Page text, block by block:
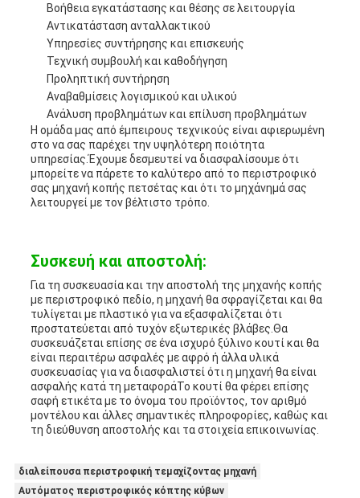
Βοήθεια εγκατάστασης και θέσης σε λειτουργία
Αντικατάσταση ανταλλακτικού
Υπηρεσίες συντήρησης και επισκευής
Τεχνική συμβουλή και καθοδήγηση
Προληπτική συντήρηση
Αναβαθμίσεις λογισμικού και υλικού
Ανάλυση προβλημάτων και επίλυση προβλημάτων
Η ομάδα μας από έμπειρους τεχνικούς είναι αφιερωμένη
στο να σας παρέχει την υψηλότερη ποιότητα
υπηρεσίας.Έχουμε δεσμευτεί να διασφαλίσουμε ότι
μπορείτε να πάρετε το καλύτερο από το περιστροφικό
σας μηχανή κοπής πετσέτας και ότι το μηχάνημά σας
λειτουργεί με τον βέλτιστο τρόπο.
Συσκευή και αποστολή:
Για τη συσκευασία και την αποστολή της μηχανής κοπής
με περιστροφικό πεδίο, η μηχανή θα σφραγίζεται και θα
τυλίγεται με πλαστικό για να εξασφαλίζεται ότι
προστατεύεται από τυχόν εξωτερικές βλάβες.Θα
συσκευάζεται επίσης σε ένα ισχυρό ξύλινο κουτί και θα
είναι περαιτέρω ασφαλές με αφρό ή άλλα υλικά
συσκευασίας για να διασφαλιστεί ότι η μηχανή θα είναι
ασφαλής κατά τη μεταφοράΤο κουτί θα φέρει επίσης
σαφή ετικέτα με το όνομα του προϊόντος, τον αριθμό
μοντέλου και άλλες σημαντικές πληροφορίες, καθώς και
τη διεύθυνση αποστολής και τα στοιχεία επικοινωνίας.
διαλείπουσα περιστροφική τεμαχίζοντας μηχανή
Αυτόματος περιστροφικός κόπτης κύβων